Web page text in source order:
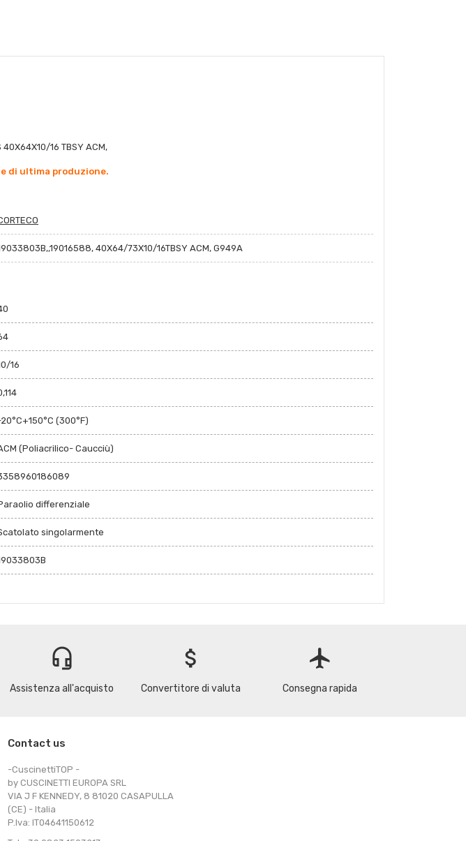
16 TBSY ACM,
e di ultima produzione.
40X64/73X10/16TBSY ACM, G949A
16
(300°F)
(Poliacrilico- Caucciù)
differenziale
singolarmente
headset_mic
Assistenza all'acquisto
attach_money
Convertitore di valuta
flight
Consegna rapida
Contact us
-CuscinettiTOP -
by CUSCINETTI EUROPA SRL
VIA J F KENNEDY, 8 81020 CASAPULLA
(CE) - Italia
P.Iva: IT04641150612